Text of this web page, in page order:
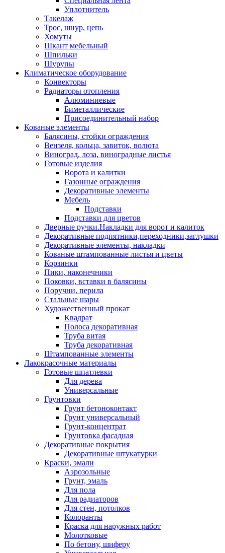
Уплотнитель
Такелаж
Трос, шнур, цепь
Хомуты
Шкант мебельный
Шпильки
Шурупы
Климатическое оборудование
Конвекторы
Радиаторы отопления
Алюминиевые
Биметаллические
Присоединительный набор
Кованые элементы
Балясины, стойки ограждения
Вензеля, кольца, завиток, волюта
Виноград, лоза, виноградные листья
Готовые изделия
Ворота и калитки
Газонные ограждения
Декоративные элементы
Мебель
Подставки
Подставки для цветов
Дверные ручки.Накладки для ворот и калиток
Декоративные подпятники,переходники,заглушки
Декоративные элементы, накладки
Кованые штампованные листья и цветы
Корзинки
Пики, наконечники
Поковки, вставки в балясины
Поручни, перила
Стальные шары
Художественный прокат
Квадрат
Полоса декоративная
Труба витая
Труба декоративная
Штампованные элементы
Лакокрасочные материалы
Готовые шпатлевки
Для дерева
Универсальные
Грунтовки
Грунт бетоноконтакт
Грунт универсальный
Грунт-концентрат
Грунтовка фасадная
Декоративные покрытия
Декоративные штукатурки
Краски, эмали
Аэрозольные
Грунт, эмаль
Для пола
Для радиаторов
Для стен, потолков
Колоранты
Краска для наружных работ
Молотковые
По бетону, шиферу